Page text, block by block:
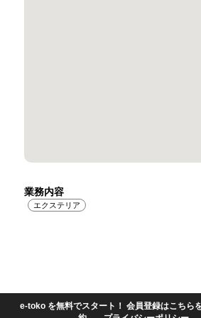
業務内容
エクステリア
e-toko を無料でスタート！ 会員登録はこちら